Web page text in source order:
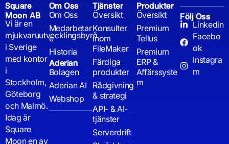
Square
Moon AB
Vi är en
mjukvaruutvecklingsbyrå
i Sverige
med kontor
i
Stockholm,
Göteborg
och Malmö.
Idag är
Square
Moon en av
Om Oss
Om Oss
Medarbetar
e
Historia
Aderian
Bolagen
Aderian AI
Webshop
Tjänster
Översikt
Konsulter
inom
FileMaker
Färdiga
produkter
Rådgivning
& strategi
API- & AI-
tjänster
Serverdrift
Produkter
Översikt
Premium
Tellus
Premium
ERP &
Affärssyste
m
Följ Oss
Linkedin
Facebo
ok
Instagra
m